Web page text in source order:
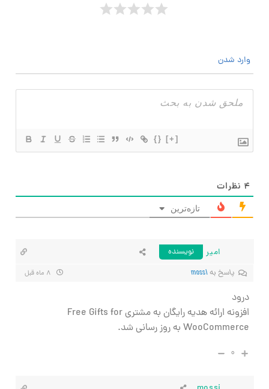
وارد شدن
{} [+]
۴ نظرات
تازه‌ترین
امیر
نویسنده
پاسخ بهmossi
درود
افزونه ارائه هدیه رایگان به مشتری Free Gifts for
WooCommerce به روز رسانی شد.
۰